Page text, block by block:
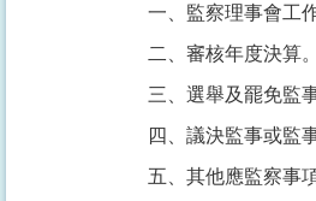
一、監察理事會工
二、審核年度決算。
三、選舉及罷免監
四、議決監事或監
五、其他應監察事項